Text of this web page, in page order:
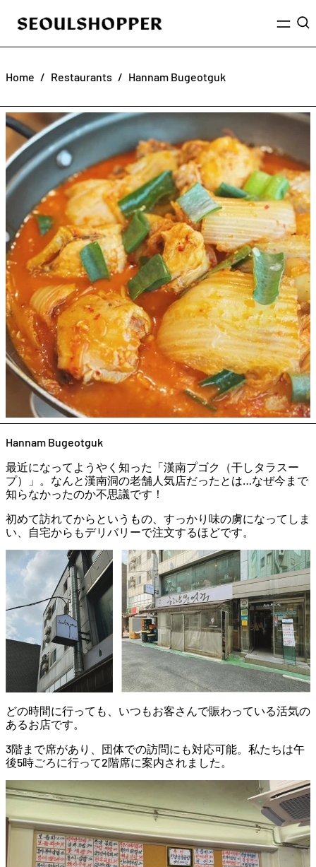
Menu
Home / Restaurants / Hannam Bugeotguk
Hannam Bugeotguk
最近になってようやく知った「漢南プゴク（干しタラスー
プ）」。なんと漢南洞の老舗人気店だったとは…なぜ今まで
知らなかったのか不思議です！
初めて訪れてからというもの、すっかり味の虜になってしま
い、自宅からもデリバリーで注文するほどです。
どの時間に行っても、いつもお客さんで賑わっている活気の
あるお店です。
3階まで席があり、団体での訪問にも対応可能。私たちは午
後5時ごろに行って2階席に案内されました。